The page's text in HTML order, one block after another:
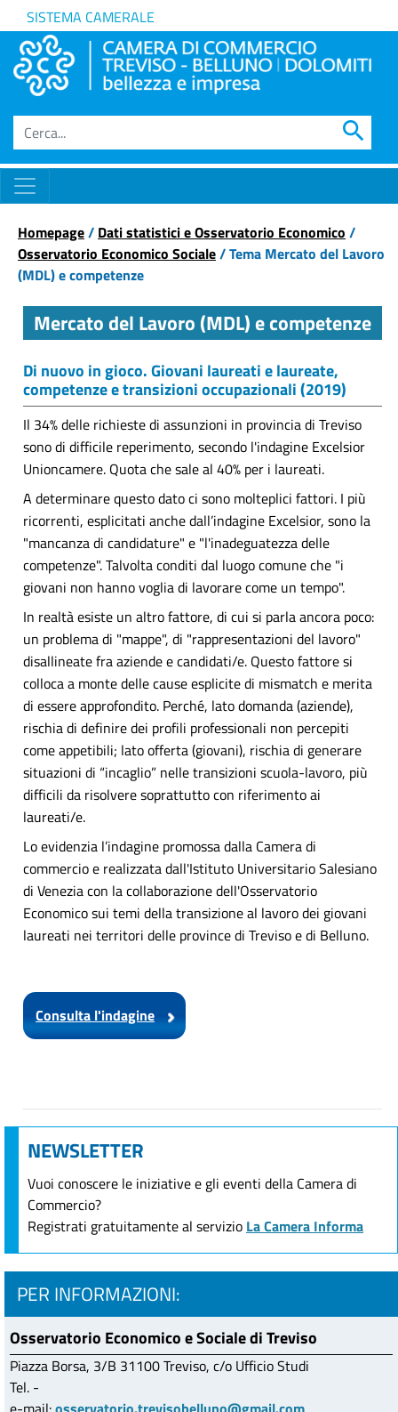
SISTEMA CAMERALE
search
Homepage/ Dati statistici e Osservatorio Economico /
Osservatorio Economico Sociale/ Tema Mercato del Lavoro
(MDL) e competenze
Mercato del Lavoro (MDL) e competenze
Di nuovo in gioco. Giovani laureati e laureate,
competenze e transizioni occupazionali (2019)
Il 34% delle richieste di assunzioni in provincia di Treviso
sono di difficile reperimento, secondo l'indagine Excelsior
Unioncamere. Quota che sale al 40% per i laureati.
A determinare questo dato ci sono molteplici fattori. I più
ricorrenti, esplicitati anche dall’indagine Excelsior, sono la
"mancanza di candidature" e "l'inadeguatezza delle
competenze". Talvolta conditi dal luogo comune che "i
giovani non hanno voglia di lavorare come un tempo".
In realtà esiste un altro fattore, di cui si parla ancora poco:
un problema di "mappe", di "rappresentazioni del lavoro"
disallineate fra aziende e candidati/e. Questo fattore si
colloca a monte delle cause esplicite di mismatch e merita
di essere approfondito. Perché, lato domanda (aziende),
rischia di definire dei profili professionali non percepiti
come appetibili; lato offerta (giovani), rischia di generare
situazioni di “incaglio” nelle transizioni scuola-lavoro, più
difficili da risolvere soprattutto con riferimento ai
laureati/e.
Lo evidenzia l’indagine promossa dalla Camera di
commercio e realizzata dall'Istituto Universitario Salesiano
di Venezia con la collaborazione dell'Osservatorio
Economico sui temi della transizione al lavoro dei giovani
laureati nei territori delle province di Treviso e di Belluno.
Consulta l'indagine
NEWSLETTER
Vuoi conoscere le iniziative e gli eventi della Camera di
Commercio?
Registrati gratuitamente al servizio La Camera Informa
PER INFORMAZIONI:
Osservatorio Economico e Sociale di Treviso
Piazza Borsa, 3/B 31100 Treviso, c/o Ufficio Studi
Tel. -